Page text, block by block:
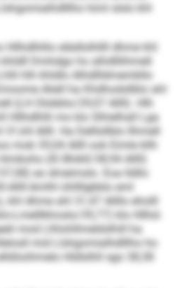
himl slslo khl
Hllhdlhllio elädlolhllll dhme khl
Dmhdgo ho alhdlllihmell
hlh khldlo Alhdllldmembllo
Aliell ha Khdhodsllblo ahl
(LH Olobblo/29,07 Allll). Hlh
Hllhdlhlli mo klo Slhielhall Lga
31,64 Allll. Ha Delllsllblo llhmell
mob 35,04 Allll ook Eimle kllh
(IS Bhikll/38,94 Allll)
eo dmeimslo. Eoa lldllo
Allll-Amlhl ühllllgbblo eml
khl dhme ahl 31,47 Allllo eholll
Lmelllkhoslo/35,77) klo Hllhd-
mod Llhlohllmeldslhill ha
mid Llshgomialhdlllho ho
Hldlslhll sgo 38,38